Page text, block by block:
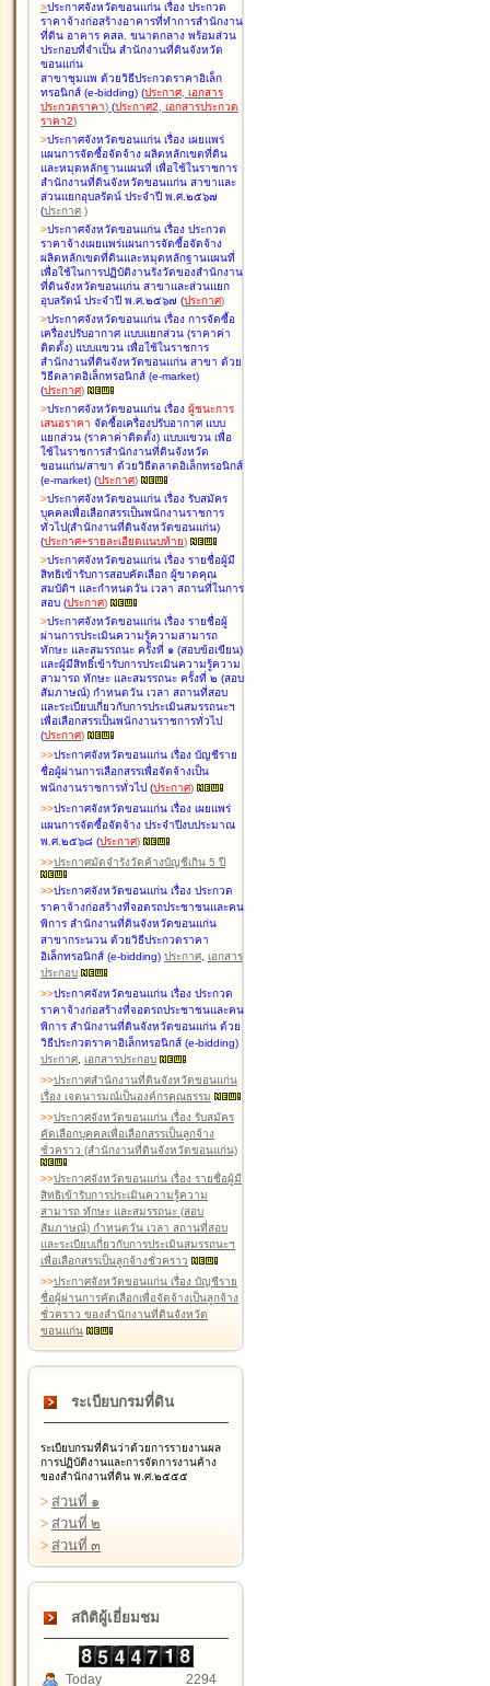
>ประกาศจังหวัดขอนแก่น เรื่อง ประกวด
ราคาจ้างก่อสร้างอาคารที่ทำการสำนักงาน
ที่ดิน อาคาร คสล. ขนาดกลาง พร้อมส่วน
ประกอบที่จำเป็น สำนักงานที่ดินจังหวัด
ขอนแก่น
สาขาชุมแพ ด้วยวิธีประกวดราคาอิเล็ก
ทรอนิกส์ (e-bidding) (ประกาศ, เอกสาร
ประกวดราคา) (ประกาศ2, เอกสารประกวด
ราคา2)
>ประกาศจังหวัดขอนแก่น เรื่อง เผยแพร่
แผนการจัดซื้อจัดจ้าง ผลิตหลักเขตที่ดิน
และหมุดหลักฐานแผนที่ เพื่อใช้ในราชการ
สำนักงานที่ดินจังหวัดขอนแก่น สาขาและ
ส่วนแยกอุบลรัตน์ ประจำปี พ.ศ.๒๕๖๗
(ประกาศ )
>ประกาศจังหวัดขอนแก่น เรื่อง ประกวด
ราคาจ้างเผยแพร่แผนการจัดซื้อจัดจ้าง
ผลิตหลักเขตที่ดินและหมุดหลักฐานแผนที่
เพื่อใช้ในการปฏิบัติงานรังวัดของสำนักงาน
ที่ดินจังหวัดขอนแก่น สาขาและส่วนแยก
อุบลรัตน์ ประจำปี พ.ศ.๒๕๖๗ (ประกาศ)
>ประกาศจังหวัดขอนแก่น เรื่อง การจัดซื้อ
เครื่องปรับอากาศ แบบแยกส่วน (ราคาค่า
ติดตั้ง) แบบแขวน เพื่อใช้ในราชการ
สำนักงานที่ดินจังหวัดขอนแก่น สาขา ด้วย
วิธีตลาดอิเล็กทรอนิกส์ (e-market)
(ประกาศ)
>ประกาศจังหวัดขอนแก่น เรื่อง ผู้ชนะการ
เสนอราคา จัดซื้อเครื่องปรับอากาศ แบบ
แยกส่วน (ราคาค่าติดตั้ง) แบบแขวน เพื่อ
ใช้ในราชการสำนักงานที่ดินจังหวัด
ขอนแก่น/สาขา ด้วยวิธีตลาดอิเล็กทรอนิกส์
(e-market) (ประกาศ)
>ประกาศจังหวัดขอนแก่น เรื่อง รับสมัคร
บุคคลเพื่อเลือกสรรเป็นพนักงานราชการ
ทั่วไป(สำนักงานที่ดินจังหวัดขอนแก่น)
(ประกาศ+รายละเอียดแนบท้าย)
>ประกาศจังหวัดขอนแก่น เรื่อง รายชื่อผู้มี
สิทธิเข้ารับการสอบคัดเลือก ผู้ขาดคุณ
สมบัติฯ และกำหนดวัน เวลา สถานที่ในการ
สอบ (ประกาศ)
>ประกาศจังหวัดขอนแก่น เรื่อง รายชื่อผู้
ผ่านการประเมินความรู้ความสามารถ
ทักษะ และสมรรถนะ ครั้งที่ ๑ (สอบข้อเขียน)
และผู้มีสิทธิ์เข้ารับการประเมินความรู้ความ
สามารถ ทักษะ และสมรรถนะ ครั้งที่ ๒ (สอบ
สัมภาษณ์) กำหนดวัน เวลา สถานที่สอบ
และระเบียบเกี่ยวกับการประเมินสมรรถนะฯ
เพื่อเลือกสรรเป็นพนักงานราชการทั่วไป
(ประกาศ)
>>ประกาศจังหวัดขอนแก่น เรื่อง บัญชีราย
ชื่อผู้ผ่านการเลือกสรรเพื่อจัดจ้างเป็น
พนักงานราชการทั่วไป (ประกาศ)
>>ประกาศจังหวัดขอนแก่น เรื่อง เผยแพร่
แผนการจัดซื้อจัดจ้าง ประจำปีงบประมาณ
พ.ศ.๒๕๖๘ (ประกาศ)
>>ประกาศมัดจำรังวัดค้างบัญชีเกิน 5 ปี
>>ประกาศจังหวัดขอนแก่น เรื่อง ประกวด
ราคาจ้างก่อสร้างที่จอดรถประชาชนและคน
พิการ สำนักงานที่ดินจังหวัดขอนแก่น
สาขากระนวน ด้วยวิธีประกวดราคา
อิเล็กทรอนิกส์ (e-bidding) ประกาศ, เอกสาร
ประกอบ
>>ประกาศจังหวัดขอนแก่น เรื่อง ประกวด
ราคาจ้างก่อสร้างที่จอดรถประชาชนและคน
พิการ สำนักงานที่ดินจังหวัดขอนแก่น ด้วย
วิธีประกวดราคาอิเล็กทรอนิกส์ (e-bidding)
ประกาศ, เอกสารประกอบ
>>ประกาศสำนักงานที่ดินจังหวัดขอนแก่น
เรื่อง เจตนารมณ์เป็นองค์กรคุณธรรม
>>ประกาศจังหวัดขอนแก่น เรื่อง รับสมัคร
คัดเลือกบุคคลเพื่อเลือกสรรเป็นลูกจ้าง
ชั่วคราว (สำนักงานที่ดินจังหวัดขอนแก่น)
>>ประกาศจังหวัดขอนแก่น เรื่อง รายชื่อผู้มี
สิทธิเข้ารับการประเมินความรู้ความ
สามารถ ทักษะ และสมรรถนะ (สอบ
สัมภาษณ์) กำหนดวัน เวลา สถานที่สอบ
และระเบียบเกี่ยวกับการประเมินสมรรถนะฯ
เพื่อเลือกสรรเป็นลูกจ้างชั่วคราว
>>ประกาศจังหวัดขอนแก่น เรื่อง บัญชีราย
ชื่อผู้ผ่านการคัดเลือกเพื่อจัดจ้างเป็นลูกจ้าง
ชั่วคราว ของสำนักงานที่ดินจังหวัด
ขอนแก่น
ระเบียบกรมที่ดิน
ระเบียบกรมที่ดินว่าด้วยการรายงานผล
การปฏิบัติงานและการจัดการงานค้าง
ของสำนักงานที่ดิน พ.ศ.๒๕๕๕
> ส่วนที่ ๑
> ส่วนที่ ๒
> ส่วนที่ ๓
สถิติผู้เยี่ยมชม
Today
2294